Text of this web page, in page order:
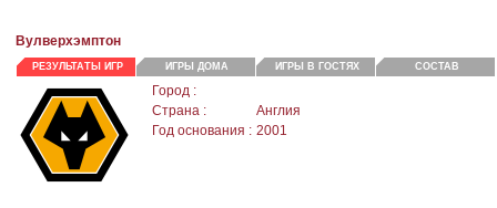
Вулверхэмптон
РЕЗУЛЬТАТЫ ИГР ИГРЫ ДОМА ИГРЫ В ГОСТЯХ СОСТАВ
Город :
Страна :
Англия
Год основания : 2001